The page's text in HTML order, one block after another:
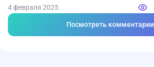
4 февраля 2025
Посмотреть комментарии